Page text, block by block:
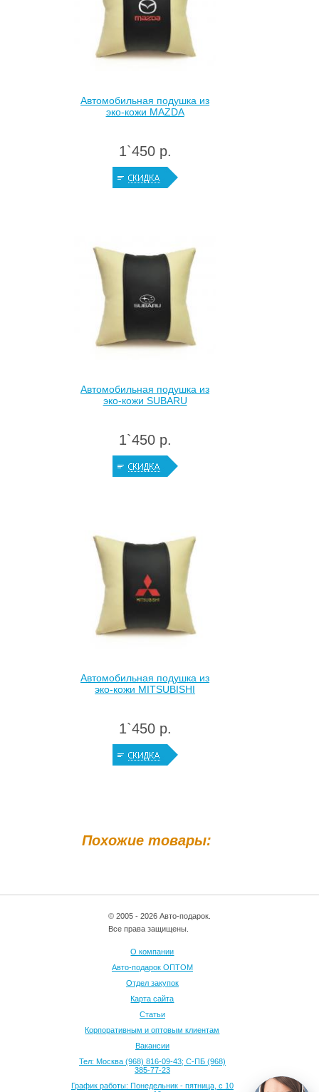
Похожие товары:
Автомобильная подушка из
эко-кожи MAZDA
1`450 р.
Автомобильная подушка из
эко-кожи SUBARU
1`450 р.
Автомобильная подушка из
эко-кожи MITSUBISHI
1`450 р.
© 2005 - 2026 Авто-подарок.
Все права защищены.
О компании
Авто-подарок ОПТОМ
Отдел закупок
Карта сайта
Статьи
Корпоративным и оптовым клиентам
Вакансии
Тел: Москва (968) 816-09-43; С-ПБ (968)
385-77-23
График работы: Понедельник - пятница, с 10